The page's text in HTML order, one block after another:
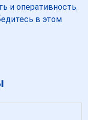
и оперативность.
в этом